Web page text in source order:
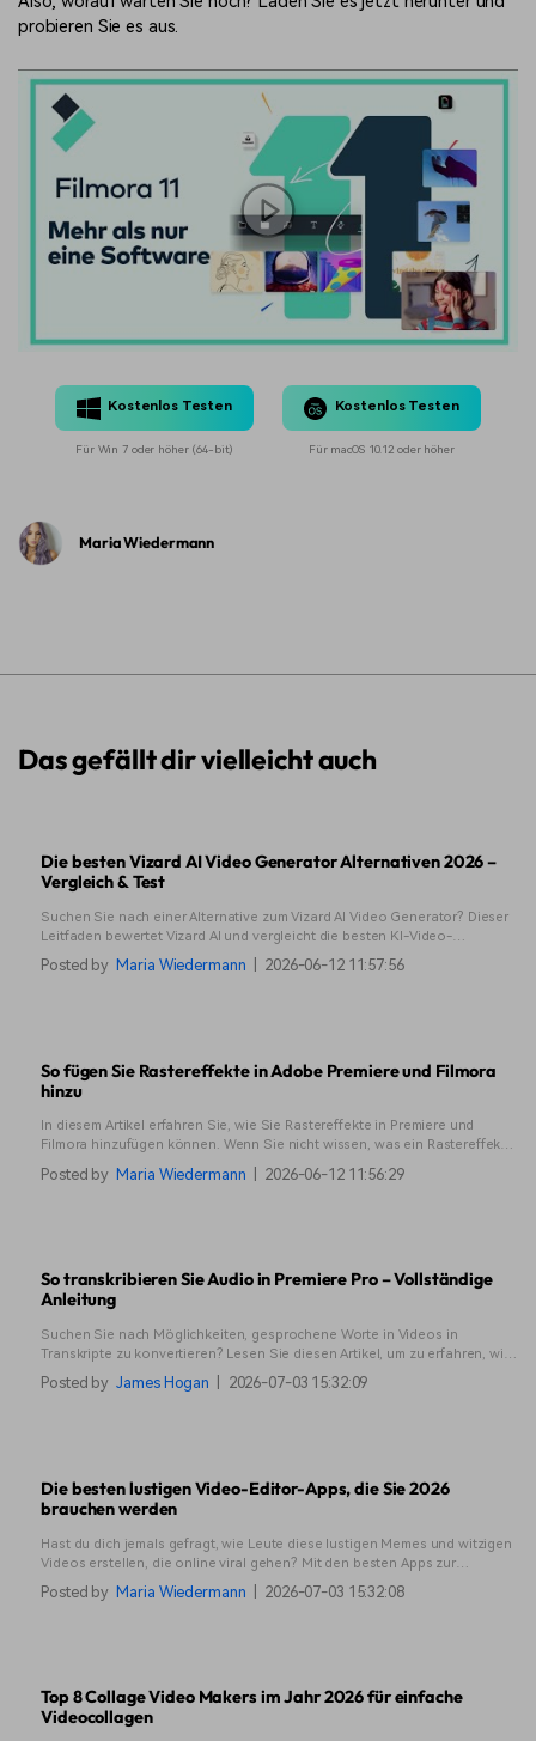
probieren Sie es aus.
Kostenlos Testen
Für Win 7 oder höher (64-bit)
Kostenlos Testen
Für macOS 10.12 oder höher
Maria Wiedermann
Das gefällt dir vielleicht auch
Die besten Vizard AI Video Generator Alternativen 2026 –
Vergleich & Test
Suchen Sie nach einer Alternative zum Vizard AI Video Generator? Dieser
Leitfaden bewertet Vizard AI und vergleicht die besten KI-Video-
Generatoren dieses Jahres. Sehen Sie sich Funktionen, Preise und Top-
Auswahlen an.
Posted by Maria Wiedermann 2026-06-12 11:57:56
So fügen Sie Rastereffekte in Adobe Premiere und Filmora
hinzu
In diesem Artikel erfahren Sie, wie Sie Rastereffekte in Premiere und
Filmora hinzufügen können. Wenn Sie nicht wissen, was ein Rastereffekt
ist, schauen Sie es sich einfach an!
Posted by Maria Wiedermann 2026-06-12 11:56:29
So transkribieren Sie Audio in Premiere Pro – Vollständige
Anleitung
Suchen Sie nach Möglichkeiten, gesprochene Worte in Videos in
Transkripte zu konvertieren? Lesen Sie diesen Artikel, um zu erfahren, wie
Sie die Transkription in Premiere Pro wie ein Profi nutzen können.
Posted by James Hogan 2026-07-03 15:32:09
Die besten lustigen Video-Editor-Apps, die Sie 2026
brauchen werden
Hast du dich jemals gefragt, wie Leute diese lustigen Memes und witzigen
Videos erstellen, die online viral gehen? Mit den besten Apps zur
Bearbeitung lustiger Videos, die in diesem Leitfaden vorgestellt werden,
kannst du sie auch selbst machen.
Posted by Maria Wiedermann 2026-07-03 15:32:08
Top 8 Collage Video Makers im Jahr 2026 für einfache
Videocollagen